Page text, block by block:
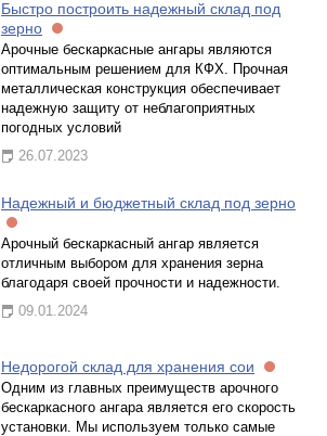
Быстро построить надежный склад под
зерно
Арочные бескаркасные ангары являются
оптимальным решением для КФХ. Прочная
металлическая конструкция обеспечивает
надежную защиту от неблагоприятных
погодных условий
26.07.2023
Надежный и бюджетный склад под зерно
Арочный бескаркасный ангар является
отличным выбором для хранения зерна
благодаря своей прочности и надежности.
09.01.2024
Недорогой склад для хранения сои
Одним из главных преимуществ арочного
бескаркасного ангара является его скорость
установки. Мы используем только самые